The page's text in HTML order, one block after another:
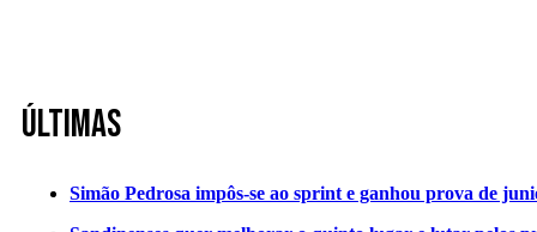
Últimas
Simão Pedrosa impôs-se ao sprint e ganhou prova de